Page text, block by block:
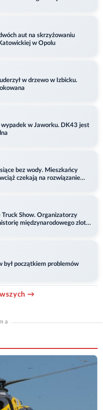
aut na skrzyżowaniu
w Opolu
w drzewo w Izbicku.
w Jaworku. DK43 jest
bez wody. Mieszkańcy
czekają na rozwiązanie
Truck Show. Organizatorzy
międzynarodowego zlotu
był początkiem problemów
→